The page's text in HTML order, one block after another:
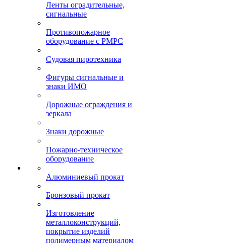
Ленты оградительные,
сигнальные
Противопожарное
оборудование с РМРС
Судовая пиротехника
Фигуры сигнальные и
знаки ИМО
Дорожные ограждения и
зеркала
Знаки дорожные
Пожарно-техническое
оборудование
Алюминиевый прокат
Бронзовый прокат
Изготовление
металлоконструкций,
покрытие изделий
полимерным материалом